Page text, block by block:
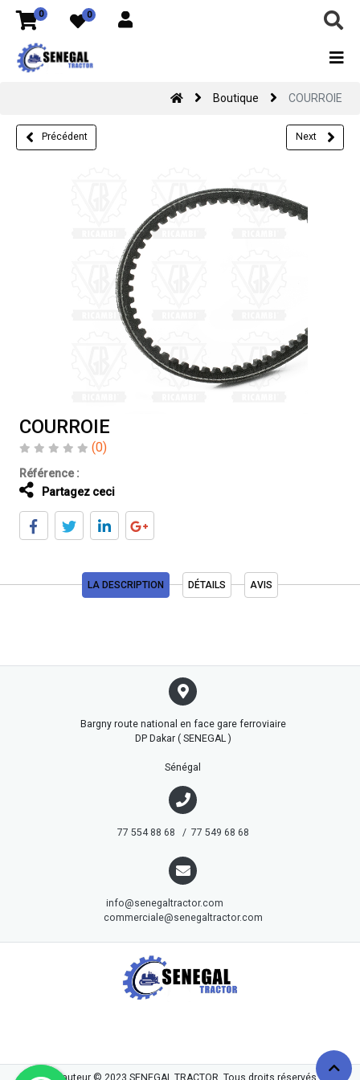
0 0
Boutique COURROIE
Précédent Next
COURROIE
(0)
Référence :
Partagez ceci
LA DESCRIPTION DÉTAILS AVIS
Bargny route national en face gare ferroviaire
DP Dakar ( SENEGAL )
Sénégal
77 554 88 68 / 77 549 68 68
info@senegaltractor.com
commerciale@senegaltractor.com
droits d'auteur © 2023 SENEGAL TRACTOR . Tous droits réservés.